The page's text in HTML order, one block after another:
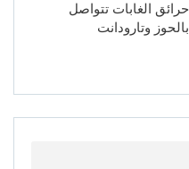
حرائق الغابات تتواصل
بالحوز وتارودانت